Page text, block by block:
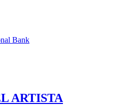
ARTISTA